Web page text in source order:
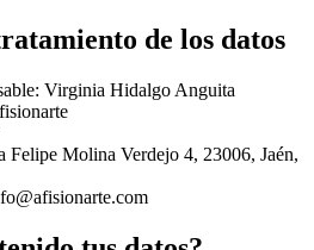
de los datos
Virginia Hidalgo Anguita
Felipe Molina Verdejo 4, 23006, Jaén,